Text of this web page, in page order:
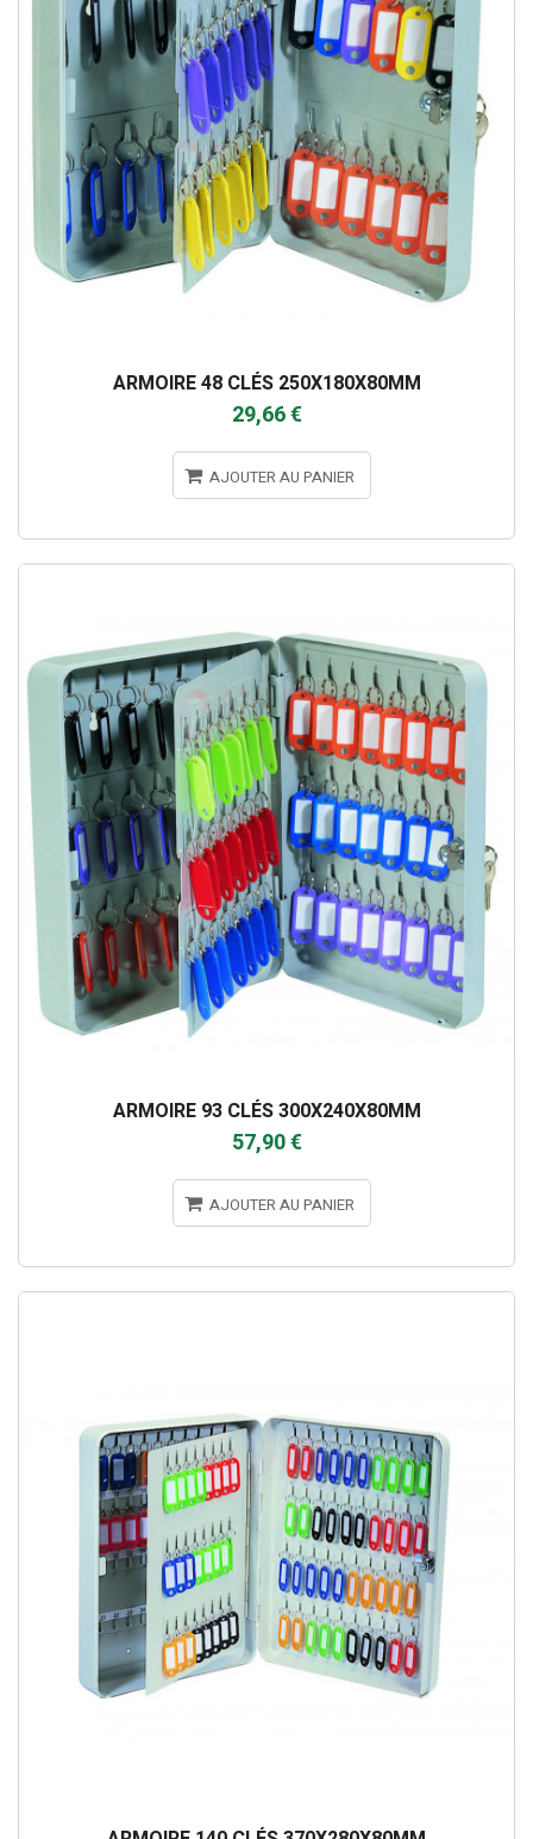
ARMOIRE 48 CLÉS 250X180X80MM
29,66 €
AJOUTER AU PANIER
ARMOIRE 93 CLÉS 300X240X80MM
57,90 €
AJOUTER AU PANIER